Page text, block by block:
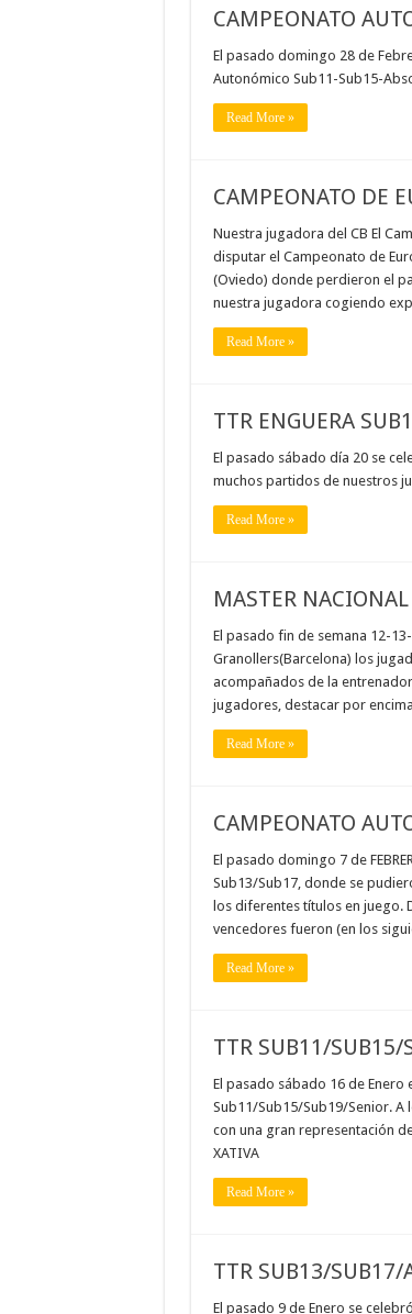
CAMPEONATO
El pasado domingo 28 de
Autonómico Sub11-Sub15-
Read More »
CAMPEONATO DE
Nuestra jugadora del CB El
disputar el Campeonato de
(Oviedo) donde perdieron el
nuestra jugadora cogiendo
Read More »
TTR ENGUERA
El pasado sábado día 20 se
muchos partidos de nuestros
Read More »
MASTER
El pasado fin de semana 12-
Granollers(Barcelona) los
acompañados de la
jugadores, destacar por
Read More »
CAMPEONATO
El pasado domingo 7 de
Sub13/Sub17, donde se
los diferentes títulos en
vencedores fueron (en los
Read More »
TTR SUB11/SUB15/
El pasado sábado 16 de Enero
Sub11/Sub15/Sub19/Senior.
con una gran representación
XATIVA
Read More »
TTR SUB13/SUB17/
El pasado 9 de Enero se